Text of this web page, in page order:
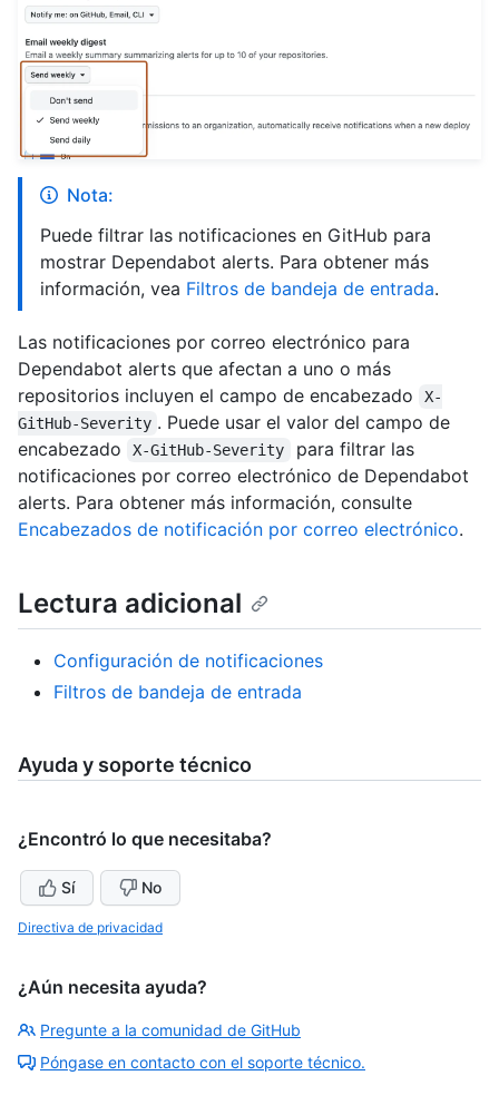
Nota:
Puede filtrar las notificaciones en GitHub para
mostrar Dependabot alerts. Para obtener más
información, vea Filtros de bandeja de entrada.
Las notificaciones por correo electrónico para
Dependabot alerts que afectan a uno o más
repositorios incluyen el campo de encabezado
X-
GitHub-Severity . Puede usar el valor del campo de
encabezado
X-GitHub-Severity
para filtrar las
notificaciones por correo electrónico de Dependabot
alerts. Para obtener más información, consulte
Encabezados de notificación por correo electrónico.
Lectura adicional
Configuración de notificaciones
Filtros de bandeja de entrada
Ayuda y soporte técnico
¿Encontró lo que necesitaba?
Sí No
Directiva de privacidad
¿Aún necesita ayuda?
Pregunte a la comunidad de GitHub
Póngase en contacto con el soporte técnico.